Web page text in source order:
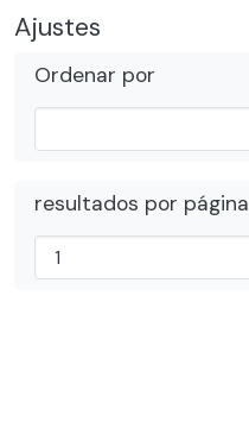
Ajustes
Ordenar por
resultados por página